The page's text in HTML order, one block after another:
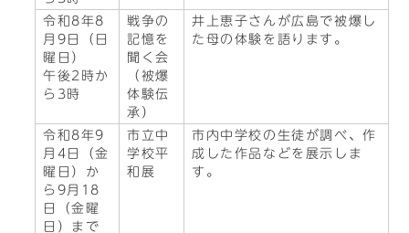
令和8年8
月9日（日
曜日）
午後2時か
ら3時
戦争の
記憶を
聞く会
（被爆
体験伝
承）
井上恵子さんが広島で被爆し
た母の体験を語ります。
令和8年9
月4日（金
曜日）か
ら9月18
日（金曜
日）まで
市立中
学校平
和展
市内中学校の生徒が調べ、作
成した作品などを展示しま
す。